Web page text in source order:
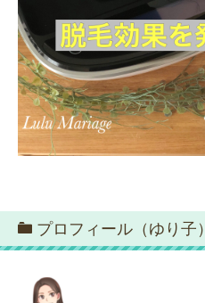
プロフィール（ゆり子）